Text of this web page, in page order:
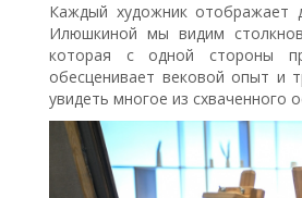
Каждый художник отображает
Илюшкиной мы видим
которая с одной стороны
обесценивает вековой опыт и
увидеть многое из схваченного